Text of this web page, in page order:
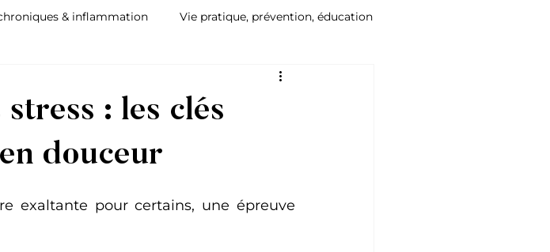
& inflammation Vie pratique, prévention, éducation
: les clés
douceur
exaltante pour certains, une épreuve